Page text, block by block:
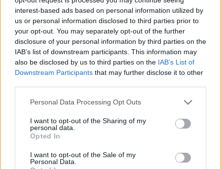
interest-based ads based on personal information utilized by
us or personal information disclosed to third parties prior to
your opt-out. You may separately opt-out of the further
disclosure of your personal information by third parties on the
IAB’s list of downstream participants. This information may
also be disclosed by us to third parties on the IAB’s List of
Downstream Participants that may further disclose it to other
Please note that this website/app uses one or more Google
not limited to your visit or usage behaviour. You may click to
grant or deny consent to Google and its third-party tags to
use your data for below specified purposes in below Google
consent section.
Personal Data Processing Opt Outs
I want to opt-out of the Sharing of my
personal data.
Opted In
I want to opt-out of the Sale of my
Personal Data.